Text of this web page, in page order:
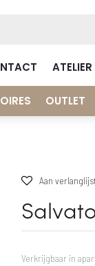
ATELIER
OUTLET
Aan
Verkrijgbaar in